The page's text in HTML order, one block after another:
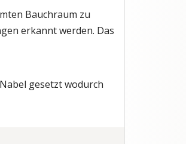
Bauchraum zu
erkannt werden. Das
gesetzt wodurch